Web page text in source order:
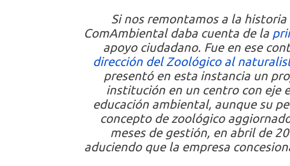
Si nos remontamos a la
ComAmbiental daba cuenta de la
apoyo ciudadano. Fue en ese
dirección del Zoológico al
presentó en esta instancia un
institución en un centro con eje
educación ambiental, aunque su
concepto de zoológico
meses de gestión, en abril de
aduciendo que la empresa